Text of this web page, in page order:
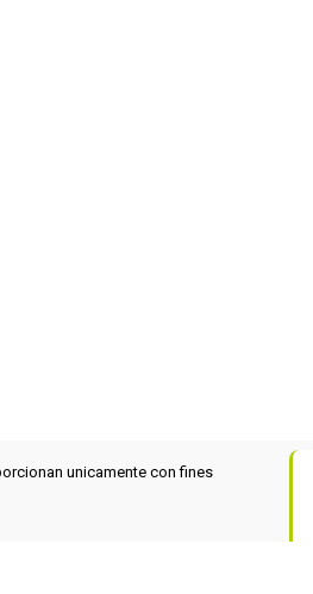
unicamente con fines